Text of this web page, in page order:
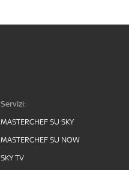
Servizi:
MASTERCHEF SU SKY
MASTERCHEF SU NOW
SKY TV